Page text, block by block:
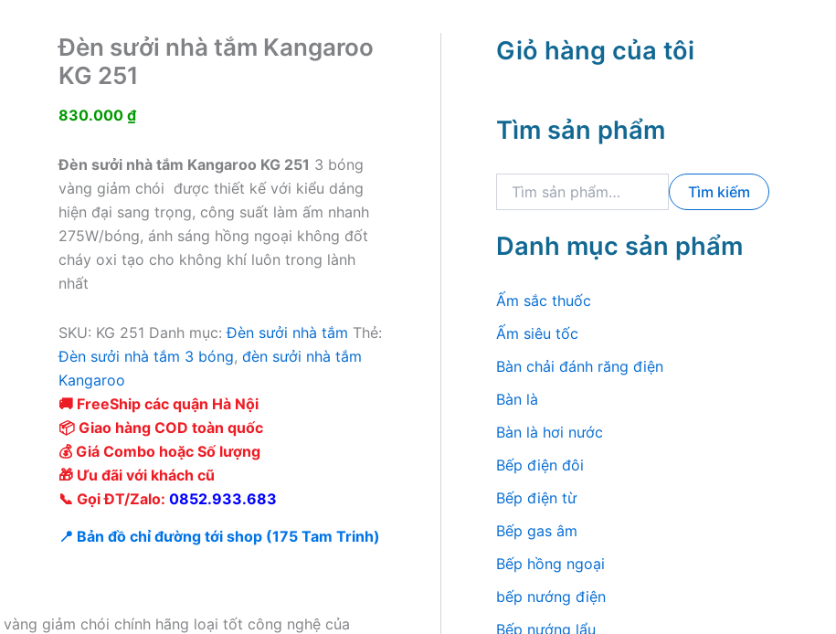
Đèn sưởi nhà tắm Kangaroo
KG 251
830.000 ₫
Đèn sưởi nhà tắm Kangaroo KG 251 3 bóng
vàng giảm chói được thiết kế với kiểu dáng
hiện đại sang trọng, công suất làm ấm nhanh
275W/bóng, ánh sáng hồng ngoại không đốt
cháy oxi tạo cho không khí luôn trong lành
nhất
SKU: KG 251 Danh mục:Đèn sưởi nhà tắm Thẻ:
Đèn sưởi nhà tắm 3 bóng, đèn sưởi nhà tắm
Kangaroo
🚚 FreeShip các quận Hà Nội
📦 Giao hàng COD toàn quốc
💰 Giá Combo hoặc Số lượng
🎁 Ưu đãi với khách cũ
📞 Gọi ĐT/Zalo: 0852.933.683
📍 Bản đồ chỉ đường tới shop (175 Tam Trinh)
giảm chói chính hãng loại tốt công nghệ của
Giỏ hàng của tôi
Tìm sản phẩm
k
m
:
Tìm kiếm
Danh mục sản phẩm
Ấm sắc thuốc
Ấm siêu tốc
Bàn chải đánh răng điện
Bàn là
Bàn là hơi nước
Bếp điện đôi
Bếp điện từ
Bếp gas âm
Bếp hồng ngoại
bếp nướng điện
Bếp nướng lẩu